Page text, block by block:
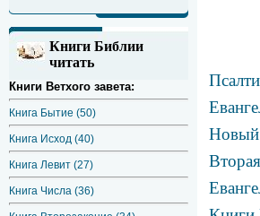
Книги Библии
читать
Книги Ветхого завета:
Книга Бытие (50)
Книга Исход (40)
Книга Левит (27)
Книга Числа (36)
Новый